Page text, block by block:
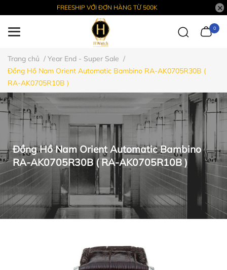
FREESHIP VỚI ĐƠN HÀNG TỪ 500K
0
Trang chủ / Year End - Super Sale /
Đồng Hồ Nam Orient Automatic Bambino RA-AK0705R30B (
RA-AK0705R10B )
Đồng Hồ Nam Orient Automatic Bambino
RA-AK0705R30B ( RA-AK0705R10B )